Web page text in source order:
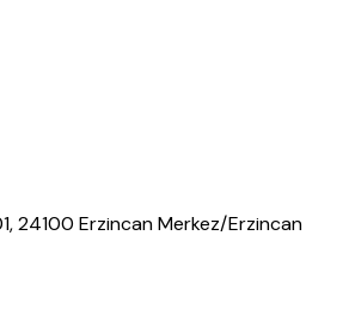
24100 Erzincan Merkez/Erzincan